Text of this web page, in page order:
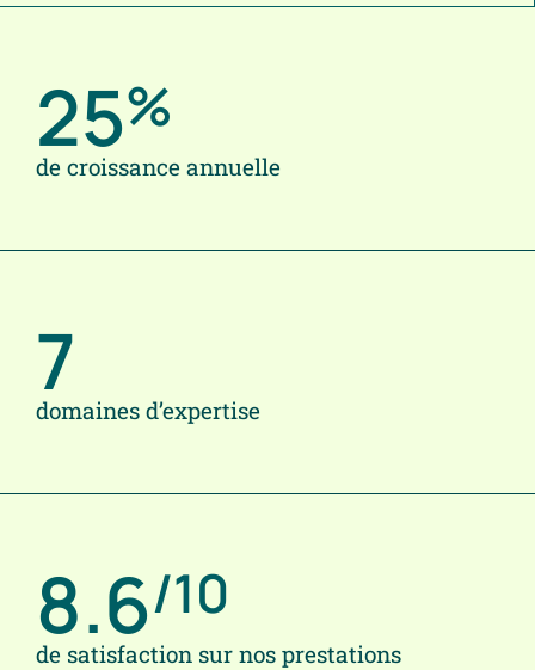
de croissance annuelle
25%
domaines d’expertise
7
de satisfaction sur nos prestations
8.6/10